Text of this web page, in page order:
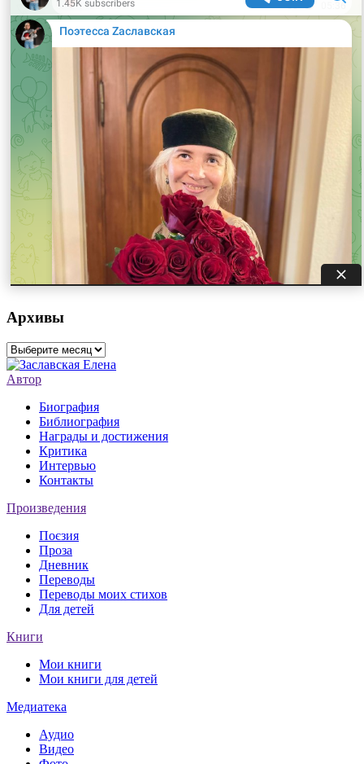
Архивы
Архивы
Автор
Биография
Библиография
Награды и достижения
Критика
Интервью
Контакты
Произведения
Поєзия
Проза
Дневник
Переводы
Переводы моих стихов
Для детей
Книги
Мои книги
Мои книги для детей
Медиатека
Аудио
Видео